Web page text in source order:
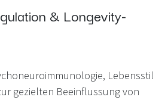
& Longevity-
Lebensstil
gezielten Beeinflussung von